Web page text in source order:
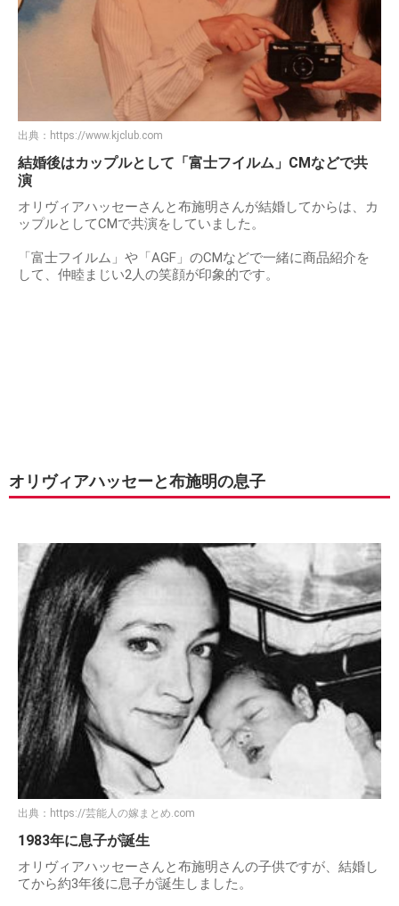
出典： https://www.kjclub.com
結婚後はカップルとして「富士フイルム」CMなどで共
演
オリヴィアハッセーさんと布施明さんが結婚してからは、カ
ップルとしてCMで共演をしていました。
「富士フイルム」や「AGF」のCMなどで一緒に商品紹介を
して、仲睦まじい2人の笑顔が印象的です。
オリヴィアハッセーと布施明の息子
出典： https://芸能人の嫁まとめ.com
1983年に息子が誕生
オリヴィアハッセーさんと布施明さんの子供ですが、結婚し
てから約3年後に息子が誕生しました。